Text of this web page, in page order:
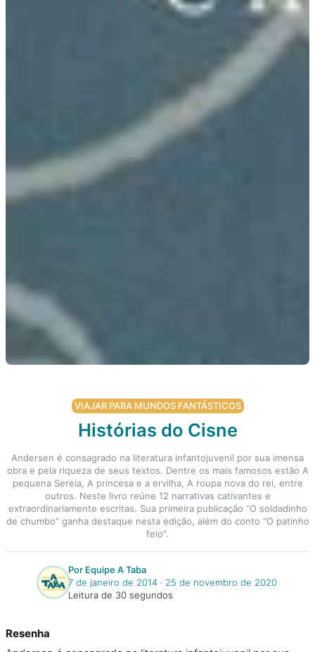
VIAJAR PARA MUNDOS FANTÁSTICOS
Histórias do Cisne
Andersen é consagrado na literatura infantojuvenil por sua imensa
obra e pela riqueza de seus textos. Dentre os mais famosos estão A
pequena Sereia, A princesa e a ervilha, A roupa nova do rei, entre
outros. Neste livro reúne 12 narrativas cativantes e
extraordinariamente escritas. Sua primeira publicação “O soldadinho
de chumbo” ganha destaque nesta edição, além do conto “O patinho
feio”.
Por Equipe A Taba
7 de janeiro de 2014‧ 25 de novembro de 2020
Leitura de 30 segundos
Resenha